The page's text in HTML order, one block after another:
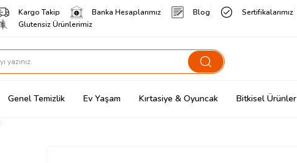
Kargo Takip Banka Hesaplarımız Blog Sertifikalarımız
Glutensiz Ürünlerimiz
Genel Temizlik Ev Yaşam Kırtasiye & Oyuncak Bitkisel Ürünler